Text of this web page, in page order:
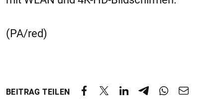
(PA/red)
BEITRAG TEILEN